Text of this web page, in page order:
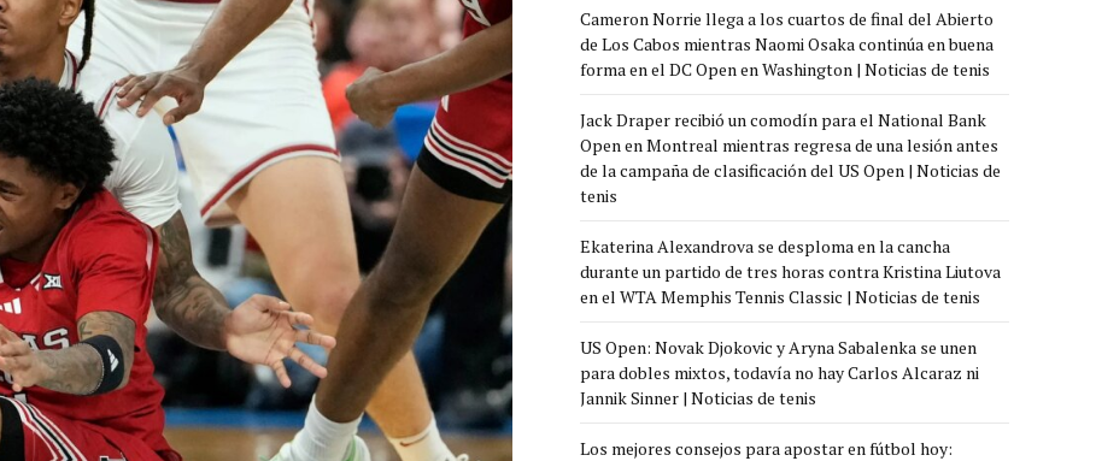
Cameron Norrie llega a los cuartos de final del Abierto
de Los Cabos mientras Naomi Osaka continúa en buena
forma en el DC Open en Washington | Noticias de tenis
Jack Draper recibió un comodín para el National Bank
Open en Montreal mientras regresa de una lesión antes
de la campaña de clasificación del US Open | Noticias de
tenis
Ekaterina Alexandrova se desploma en la cancha
durante un partido de tres horas contra Kristina Liutova
en el WTA Memphis Tennis Classic | Noticias de tenis
US Open: Novak Djokovic y Aryna Sabalenka se unen
para dobles mixtos, todavía no hay Carlos Alcaraz ni
Jannik Sinner | Noticias de tenis
Los mejores consejos para apostar en fútbol hoy: